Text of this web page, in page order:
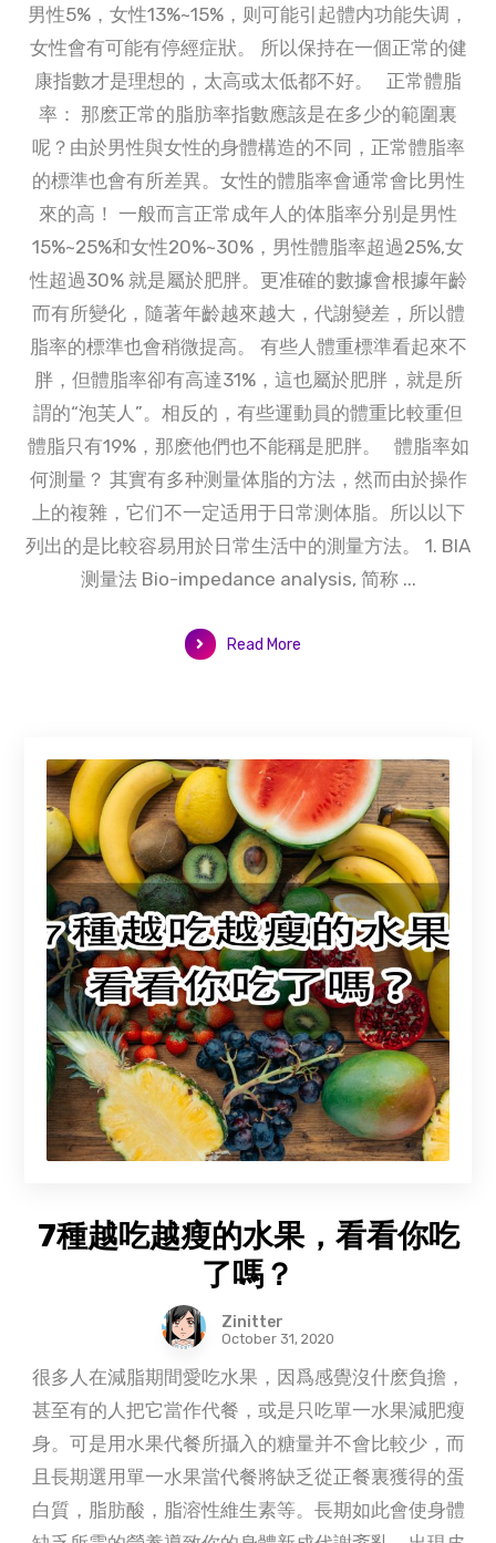
男性5%，女性13%~15%，则可能引起體内功能失调，
女性會有可能有停經症狀。 所以保持在一個正常的健
康指數才是理想的，太高或太低都不好。 正常體脂
率： 那麽正常的脂肪率指數應該是在多少的範圍裏
呢？由於男性與女性的身體構造的不同，正常體脂率
的標準也會有所差異。女性的體脂率會通常會比男性
來的高！ 一般而言正常成年人的体脂率分别是男性
15%~25%和女性20%~30%，男性體脂率超過25%,女
性超過30% 就是屬於肥胖。更准確的數據會根據年齡
而有所變化，隨著年齡越來越大，代謝變差，所以體
脂率的標準也會稍微提高。 有些人體重標準看起來不
胖，但體脂率卻有高達31%，這也屬於肥胖，就是所
謂的“泡芙人”。相反的，有些運動員的體重比較重但
體脂只有19%，那麽他們也不能稱是肥胖。 體脂率如
何測量？ 其實有多种测量体脂的方法，然而由於操作
上的複雜，它们不一定适用于日常测体脂。所以以下
列出的是比較容易用於日常生活中的測量方法。 1. BIA
测量法 Bio-impedance analysis, 简称 ...
Read More
7種越吃越瘦的水果，看看你吃
了嗎？
Zinitter
October 31, 2020
很多人在減脂期間愛吃水果，因爲感覺沒什麽負擔，
甚至有的人把它當作代餐，或是只吃單一水果減肥瘦
身。可是用水果代餐所攝入的糖量并不會比較少，而
且長期選用單一水果當代餐將缺乏從正餐裏獲得的蛋
白質，脂肪酸，脂溶性維生素等。長期如此會使身體